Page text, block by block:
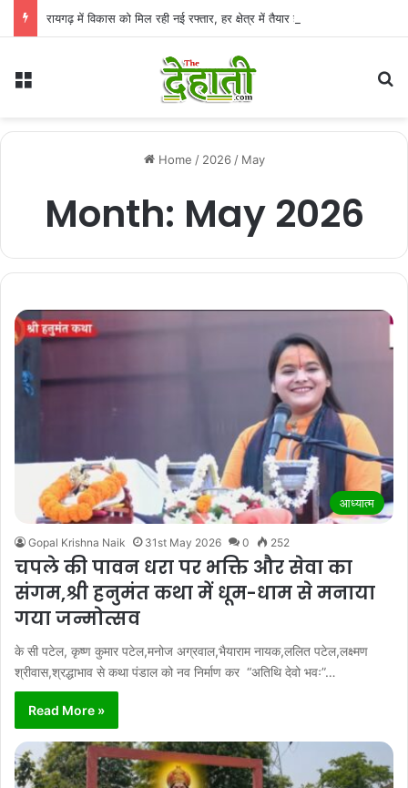
Menu
Home / 2026 / May
Month: May 2026
आध्यात्म
Gopal Krishna Naik 31st May 2026 0 252
चपले की पावन धरा पर भक्ति और सेवा का
संगम,श्री हनुमंत कथा में धूम-धाम से मनाया
गया जन्मोत्सव
के सी पटेल, कृष्ण कुमार पटेल,मनोज अग्रवाल,भैयाराम नायक,ललित पटेल,लक्ष्मण
श्रीवास,श्रद्धाभाव से कथा पंडाल को नव निर्माण कर “अतिथि देवो भवः”…
Read More »